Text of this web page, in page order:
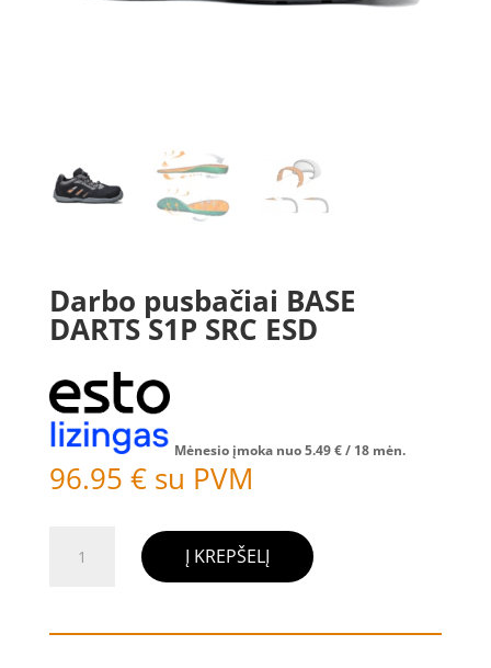
Darbo pusbačiai BASE
DARTS S1P SRC ESD
Mėnesio įmoka nuo5.49€/ 18 mėn.
96.95 € su PVM
kiekis:
pusbačiai
Į KREPŠELĮ